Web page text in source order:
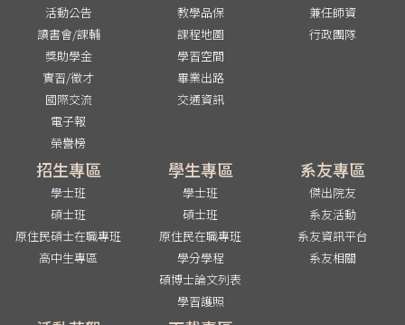
活動公告
讀書會/課輔
獎助學金
實習/徵才
國際交流
電子報
榮譽榜
教學品保
課程地圖
學習空間
畢業出路
交通資訊
兼任師資
行政團隊
招生專區
學士班
碩士班
原住民碩士在職專班
高中生專區
學生專區
學士班
碩士班
原住民在職專班
學分學程
碩博士論文列表
學習護照
系友專區
傑出院友
系友活動
系友資訊平台
系友相關